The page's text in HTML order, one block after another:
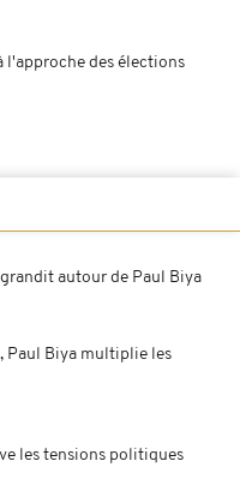
l'approche des élections
autour de Paul Biya
Paul Biya multiplie les
les tensions politiques